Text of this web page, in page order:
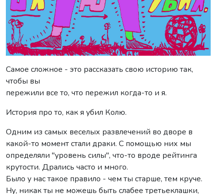
Самое сложное - это рассказать свою историю так,
чтобы вы
пережили все то, что пережил когда-то и я.
История про то, как я убил Колю.
Одним из самых веселых развлечений во дворе в
какой-то момент стали драки. С помощью них мы
определяли "уровень силы", что-то вроде рейтинга
крутости. Дрались часто и много.
Было у нас такое правило - чем ты старше, тем круче.
Ну, никак ты не можешь быть слабее третьеклашки,